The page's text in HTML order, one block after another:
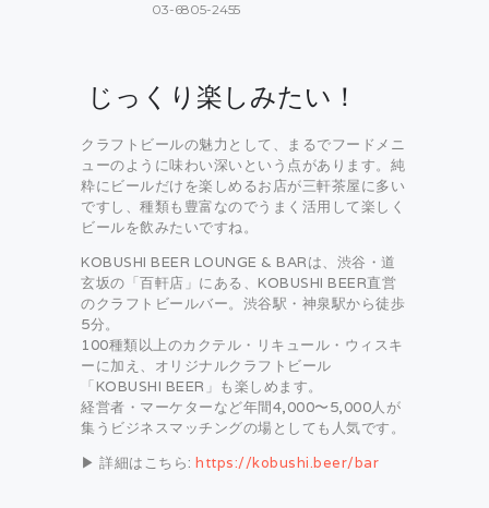
03-6805-2455
じっくり楽しみたい！
クラフトビールの魅力として、まるでフードメニ
ューのように味わい深いという点があります。純
粋にビールだけを楽しめるお店が三軒茶屋に多い
ですし、種類も豊富なのでうまく活用して楽しく
ビールを飲みたいですね。
KOBUSHI BEER LOUNGE & BARは、渋谷・道
玄坂の「百軒店」にある、KOBUSHI BEER直営
のクラフトビールバー。渋谷駅・神泉駅から徒歩
5分。
100種類以上のカクテル・リキュール・ウィスキ
ーに加え、オリジナルクラフトビール
「KOBUSHI BEER」も楽しめます。
経営者・マーケターなど年間4,000〜5,000人が
集うビジネスマッチングの場としても人気です。
▶ 詳細はこちら: https://kobushi.beer/bar